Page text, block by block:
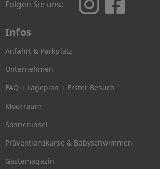
Folgen Sie uns:
Infos
Anfahrt & Parkplatz
Unternehmen
FAQ + Lageplan + Erster Besuch
Moorraum
Sonneninsel
Präventionskurse & Babyschwimmen
Gästemagazin